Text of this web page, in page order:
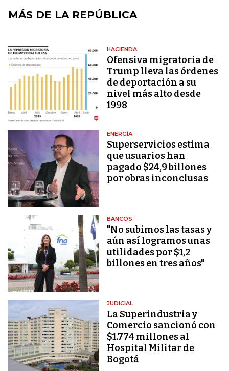
MÁS DE LA REPÚBLICA
HACIENDA
Ofensiva migratoria de
Trump lleva las órdenes
de deportación a su
nivel más alto desde
1998
ENERGÍA
Superservicios estima
que usuarios han
pagado $24,9 billones
por obras inconclusas
BANCOS
"No subimos las tasas y
aún así logramos unas
utilidades por $1,2
billones en tres años"
JUDICIAL
La Superindustria y
Comercio sancionó con
$1.774 millones al
Hospital Militar de
Bogotá